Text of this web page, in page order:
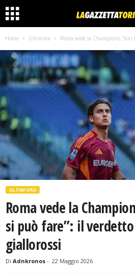
Home Ultim'ora Roma vede la Champions,
ULTIM'ORA
Roma vede la
si può fare”: il
giallorossi
Di Adnkronos - 22 Maggio 2026